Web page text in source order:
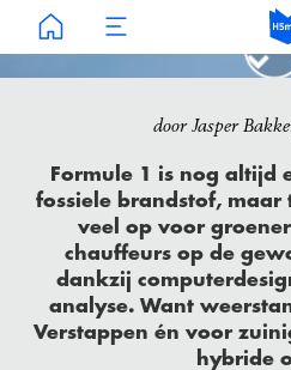
Groener rijden
F1: nu op
straks in
Racen op
computer- én
door Jasper
Formule 1 is nog altijd
fossiele brandstof, maar
veel op voor
chauffeurs op de
dankzij
analyse. Want
Verstappen én voor
hybride